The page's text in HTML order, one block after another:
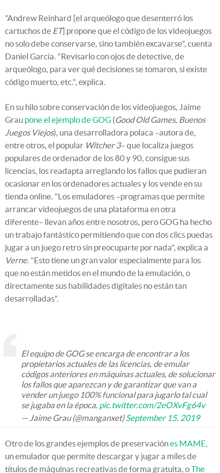
"Andrew Reinhard [el arqueólogo que desenterró los
cartuchos de ET] propone que el código de los videojuegos
no solo debe conservarse, sino también excavarse", cuenta
Daniel García. "Revisarlo con ojos de detective, de
arqueólogo, para ver qué decisiones se tomaron, si existe
código muerto, etc.", explica.
En su hilo sobre conservación de los videojuegos, Jaime
Grau pone el ejemplo de GOG (Good Old Games, Buenos
Juegos Viejos), una desarrolladora polaca –autora de,
entre otros, el popular Witcher 3– que localiza juegos
populares de ordenador de los 80 y 90, consigue sus
licencias, los readapta arreglando los fallos que pudieran
ocasionar en los ordenadores actuales y los vende en su
tienda online. "Los emuladores –programas que permite
arrancar videojuegos de una plataforma en otra
diferente– llevan años entre nosotros, pero GOG ha hecho
un trabajo fantástico permitiendo que con dos clics puedas
jugar a un juego retro sin preocuparte por nada", explica a
Verne. "Esto tiene un gran valor especialmente para los
que no están metidos en el mundo de la emulación, o
directamente sus habilidades digitales no están tan
desarrolladas".
El equipo de GOG se encarga de encontrar a los
propietarios actuales de las licencias, de emular
códigos anteriores en máquinas actuales, de solucionar
los fallos que aparezcan y de garantizar que van a
vender un juego 100% funcional para jugarlo tal cual
se jugaba en la época. pic.twitter.com/2eOXvFg64v
— Jaime Grau (@manganxet)September 15, 2019
Otro de los grandes ejemplos de preservaciónes MAME,
un emulador que permite descargar y jugar a miles de
títulos de máquinas recreativas de forma gratuita, oThe